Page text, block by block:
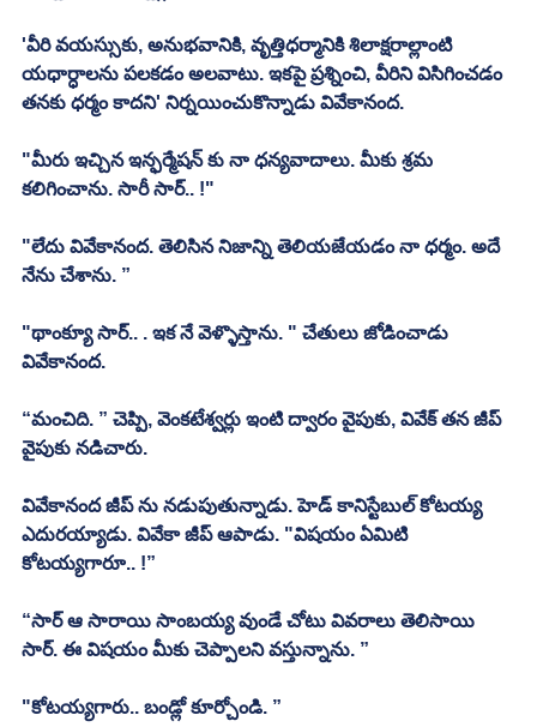
'వీరి వయస్సుకు, అనుభవానికి, వృత్తిధర్మానికి శిలాక్షరాల్లాంటి
యధార్ధాలను పలకడం అలవాటు. ఇకపై ప్రశ్నించి, వీరిని విసిగించడం
తనకు ధర్మం కాదని' నిర్నయించుకొన్నాడు వివేకానంద.
"మీరు ఇచ్చిన ఇన్ఫర్మేషన్ కు నా ధన్యవాదాలు. మీకు శ్రమ
కలిగించాను. సారీ సార్.. !"
"లేదు వివేకానంద. తెలిసిన నిజాన్ని తెలియజేయడం నా ధర్మం. అదే
నేను చేశాను. ”
"థాంక్యూ సార్.. . ఇక నే వెళ్ళొస్తాను. " చేతులు జోడించాడు
వివేకానంద.
“మంచిది. ” చెప్పి, వెంకటేశ్వర్లు ఇంటి ద్వారం వైపుకు, వివేక్ తన జీప్
వైపుకు నడిచారు.
వివేకానంద జీప్ ను నడుపుతున్నాడు. హెడ్ కానిస్టేబుల్ కోటయ్య
ఎదురయ్యాడు. వివేకా జీప్ ఆపాడు. "విషయం ఏమిటి
కోటయ్యగారూ.. !”
“సార్ ఆ సారాయి సాంబయ్య వుండే చోటు వివరాలు తెలిసాయి
సార్. ఈ విషయం మీకు చెప్పాలని వస్తున్నాను. ”
"కోటయ్యగారు.. బండ్లో కూర్చోండి. ”